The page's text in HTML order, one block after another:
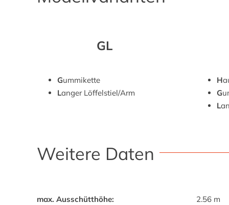
GL
Gummikette
Langer Löffelstiel/Arm
H
G
L
Weitere Daten
max. Ausschütthöhe:
2.56 m